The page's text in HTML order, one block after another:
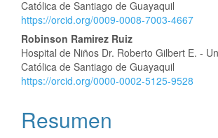
Católica de Santiago de Guayaquil
https://orcid.org/0009-0008-7003-4667
Robinson Ramirez Ruiz
Hospital de Niños Dr. Roberto Gilbert E. -
Católica de Santiago de Guayaquil
https://orcid.org/0000-0002-5125-9528
Resumen